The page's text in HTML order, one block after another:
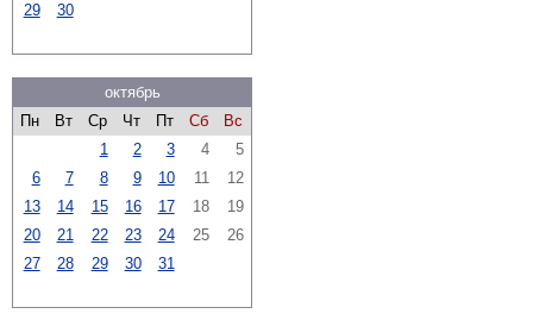
29
30
октябрь
Пн
Вт Ср Чт Пт Сб
Вс
1
2 3 4
5
6
7 8 9 10 11
12
13
14 15 16 17 18
19
20
21 22 23 24 25
26
27
28 29 30 31